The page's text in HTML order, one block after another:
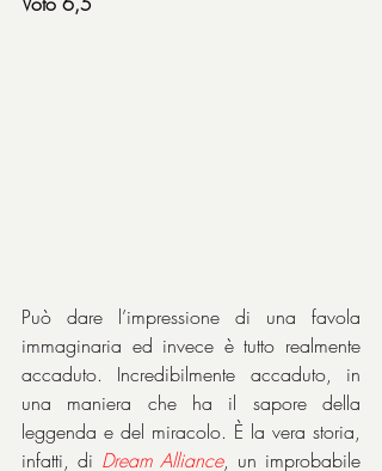
Può dare l’impressione di una favola
immaginaria ed invece è tutto realmente
accaduto. Incredibilmente accaduto, in
una maniera che ha il sapore della
leggenda e del miracolo. È la vera storia,
infatti, di Dream Alliance, un improbabile